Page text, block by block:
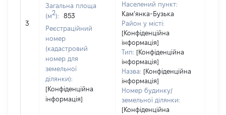
3
Загальна площа
(м2):
853
Реєстраційний
номер
(кадастровий
номер для
земельної
ділянки):
[Конфіденційна
інформація]
Населений пункт:
Кам’янка-Бузька
Район у місті:
[Конфіденційна
інформація]
Тип: [Конфіденційна
інформація]
Назва: [Конфіденційна
інформація]
Номер будинку/
земельної ділянки:
[Конфіденційна